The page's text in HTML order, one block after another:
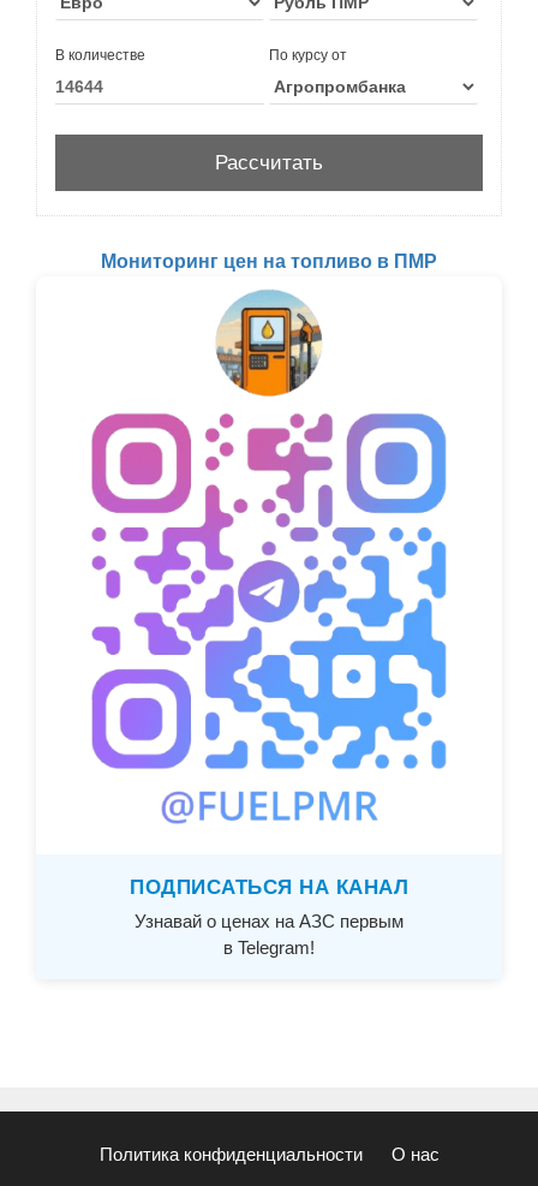
В количестве По курсу от
Мониторинг цен на топливо в ПМР
ПОДПИСАТЬСЯ НА КАНАЛ
Узнавай о ценах на АЗС первым
в Telegram!
Политика конфиденциальности О нас